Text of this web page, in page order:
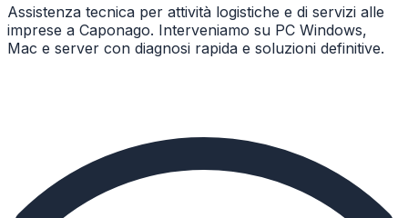
Assistenza tecnica per attività logistiche e di servizi alle
imprese a Caponago. Interveniamo su PC Windows,
Mac e server con diagnosi rapida e soluzioni definitive.